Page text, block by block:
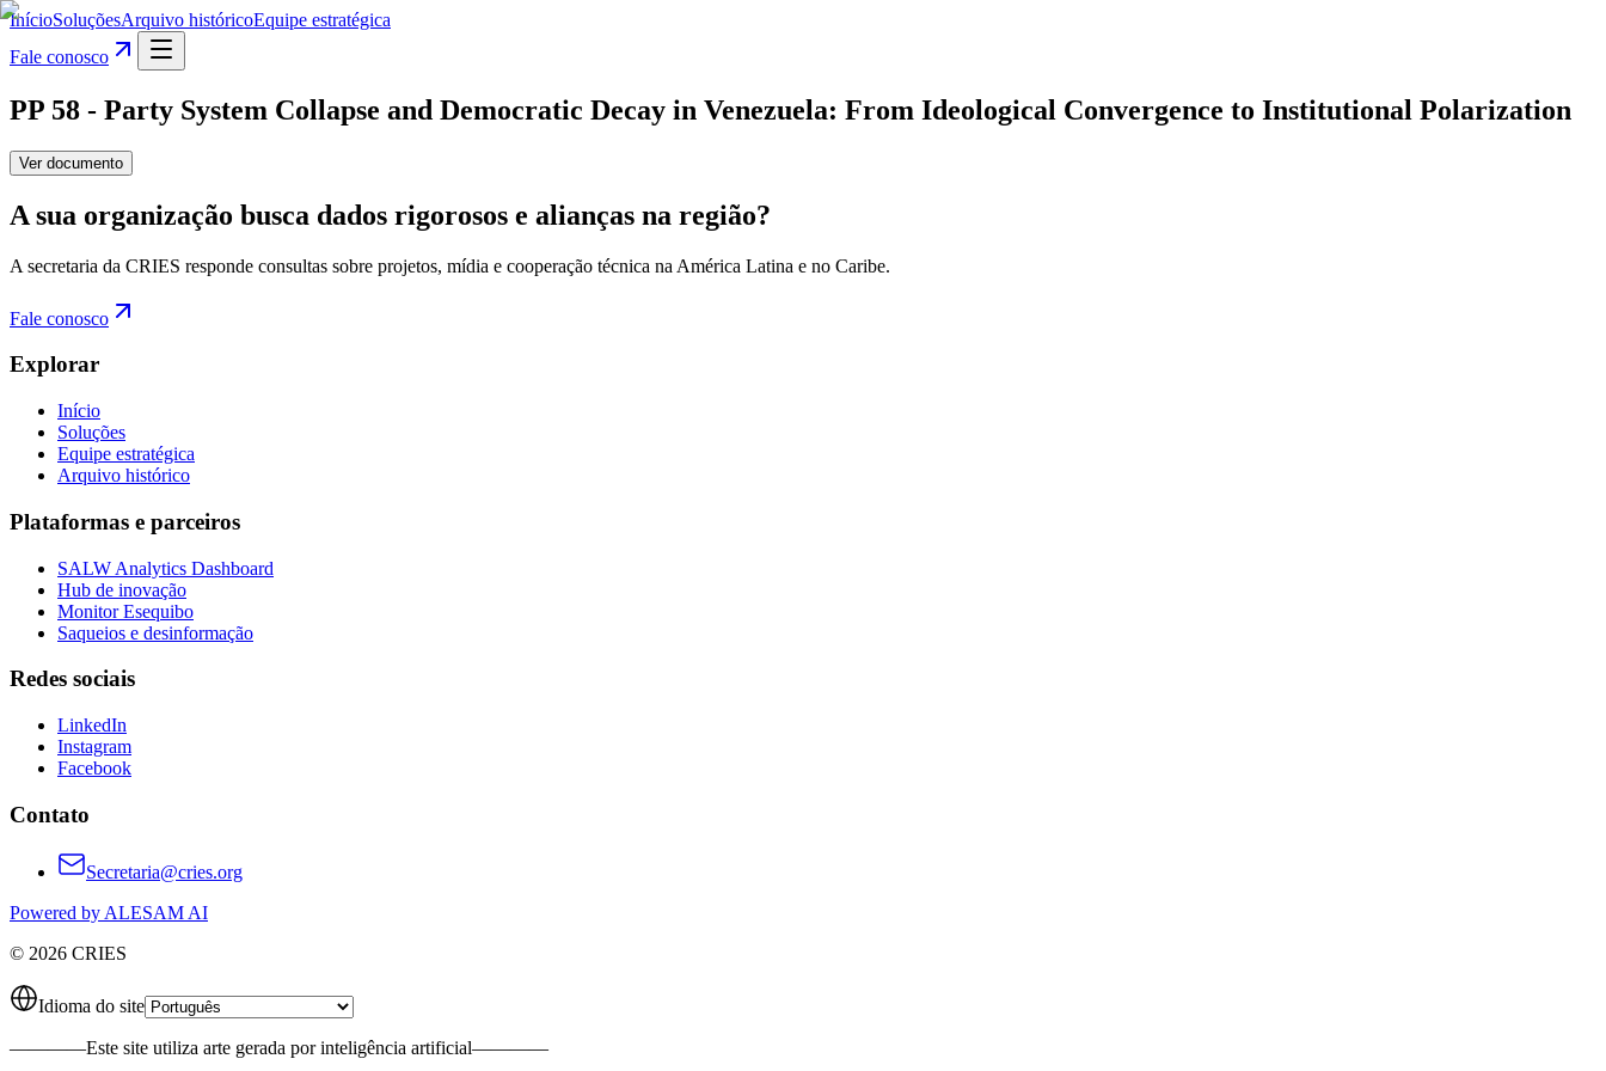
InícioSoluçõesArquivo históricoEquipe estratégica
Fale conosco
PP 58 - Party System Collapse and Democratic Decay in Venezuela: From Ideological Convergence to Institutional Polarization
Ver documento
A sua organização busca dados rigorosos e alianças na região?
A secretaria da CRIES responde consultas sobre projetos, mídia e cooperação técnica na América Latina e no Caribe.
Fale conosco
Explorar
Início
Soluções
Equipe estratégica
Arquivo histórico
Plataformas e parceiros
SALW Analytics Dashboard
Hub de inovação
Monitor Esequibo
Saqueios e desinformação
Redes sociais
LinkedIn
Instagram
Facebook
Contato
Secretaria@cries.org
Powered by ALESAM AI
© 2026 CRIES
Idioma do site
————Este site utiliza arte gerada por inteligência artificial————